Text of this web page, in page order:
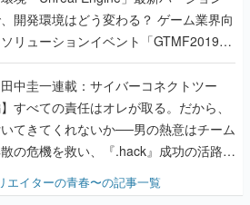
開発環境はどう変わる？ ゲーム業界向
リューションイベント「GTMF2019」
って、より理解を深めよう【PR】
田中圭一連載：サイバーコネクトツー
すべての責任はオレが取る。だから、
てきてくれないか──男の熱意はチーム
の危機を救い、『.hack』成功の活路を
年ジャンプ』色だった【若ゲのいた
エイターの青春〜の記事一覧